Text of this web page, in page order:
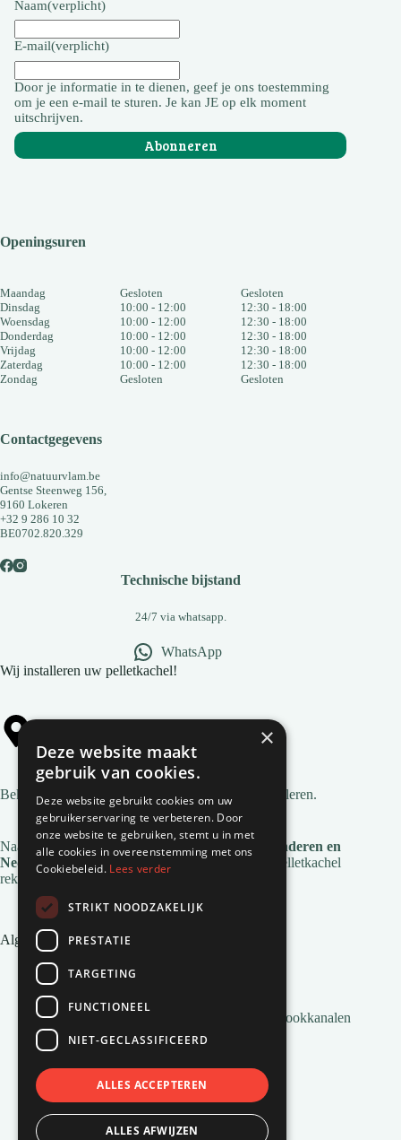
Naam(verplicht)
E-mail(verplicht)
Door je informatie in te dienen, geef je ons toestemming
om je een e-mail te sturen. Je kan JE op elk moment
uitschrijven.
Abonneren
Openingsuren
Maandag
Dinsdag
Woensdag
Donderdag
Vrijdag
Zaterdag
Zondag
Gesloten
10:00 - 12:00
10:00 - 12:00
10:00 - 12:00
10:00 - 12:00
10:00 - 12:00
Gesloten
Gesloten
12:30 - 18:00
12:30 - 18:00
12:30 - 18:00
12:30 - 18:00
12:30 - 18:00
Gesloten
Contactgegevens
info@natuurvlam.be
Gentse Steenweg 156,
9160 Lokeren
+32 9 286 10 32
BE0702.820.329
Technische bijstand
24/7 via whatsapp.
WhatsApp
Wij installeren uw pelletkachel!
Alle gemeentes
Bekijkalle gemeentes waar wij pelletkachels installeren.
Naast deze regio's zijn we ook actief in
heel Vlaanderen en
Nederland . Voor de installatie en service van je pelletkachel
reken je op Natuurvlam!
Algemene links
Pelletkachel zonder afvoer
Inbouw pelletkachels
Installatie en montage
Alles wat je moet weten over Pelletkachel Rookkanalen
Pellets bestellen
Veelgestelde vragen
Pelletkachels van Natuurvlam
Pellets voor pelletkachels
Airco’s van Natuurvlam
Het ontstaan van pelletkachels
×
Deze website maakt
gebruik van cookies.
Deze website gebruikt cookies om uw
gebruikerservaring te verbeteren. Door
onze website te gebruiken, stemt u in met
alle cookies in overeenstemming met ons
Cookiebeleid. Lees verder
STRIKT NOODZAKELIJK
PRESTATIE
TARGETING
FUNCTIONEEL
NIET-GECLASSIFICEERD
ALLES ACCEPTEREN
ALLES AFWIJZEN